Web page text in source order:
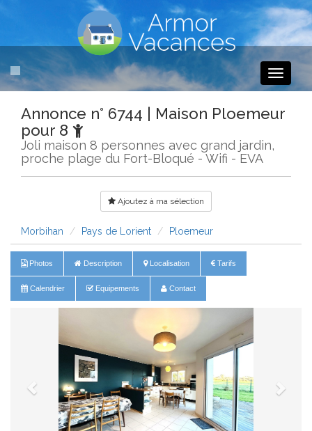
Toggle
Annonce n° 6744 | Maison Ploemeur
pour 8
Joli maison 8 personnes avec grand jardin,
proche plage du Fort-Bloqué - Wifi - EVA
Ajoutez à ma sélection
Morbihan Pays de Lorient Ploemeur
Photos Description Localisation Tarifs
Calendrier Equipements Contact